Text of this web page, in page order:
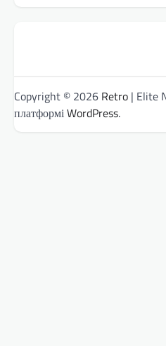
Copyright © 2026 Retro | Elite
платформіWordPress.